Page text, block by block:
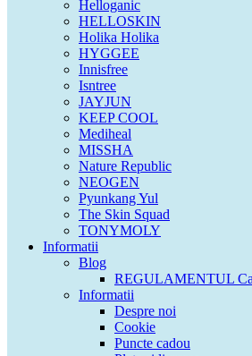
Helloganic
HELLOSKIN
Holika Holika
HYGGEE
Innisfree
Isntree
JAYJUN
KEEP COOL
Mediheal
MISSHA
Nature Republic
NEOGEN
Pyunkang Yul
The Skin Squad
TONYMOLY
Informatii
Blog
REGULAMENTUL
Informatii
Despre noi
Cookie
Puncte cadou